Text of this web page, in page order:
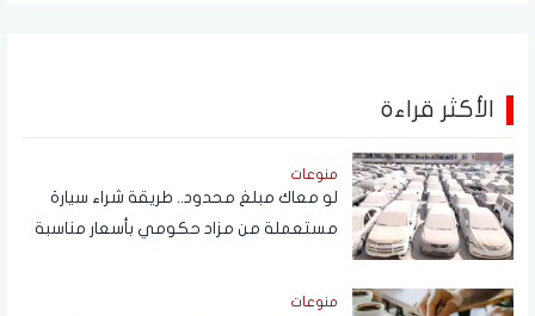
الأكثر قراءة
منوعات
لو معاك مبلغ محدود.. طريقة شراء سيارة
مستعملة من مزاد حكومي بأسعار مناسبة
منوعات